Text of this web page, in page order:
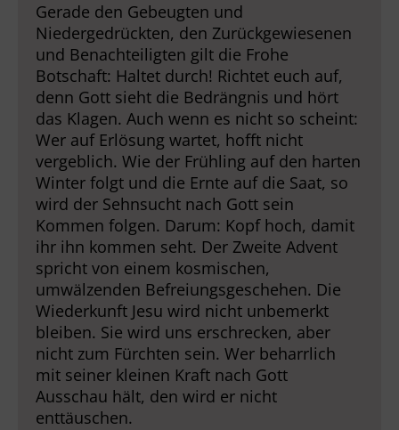
Gerade den Gebeugten und
Niedergedrückten, den Zurückgewiesenen
und Benachteiligten gilt die Frohe
Botschaft: Haltet durch! Richtet euch auf,
denn Gott sieht die Bedrängnis und hört
das Klagen. Auch wenn es nicht so scheint:
Wer auf Erlösung wartet, hofft nicht
vergeblich. Wie der Frühling auf den harten
Winter folgt und die Ernte auf die Saat, so
wird der Sehnsucht nach Gott sein
Kommen folgen. Darum: Kopf hoch, damit
ihr ihn kommen seht. Der Zweite Advent
spricht von einem kosmischen,
umwälzenden Befreiungsgeschehen. Die
Wiederkunft Jesu wird nicht unbemerkt
bleiben. Sie wird uns erschrecken, aber
nicht zum Fürchten sein. Wer beharrlich
mit seiner kleinen Kraft nach Gott
Ausschau hält, den wird er nicht
enttäuschen.